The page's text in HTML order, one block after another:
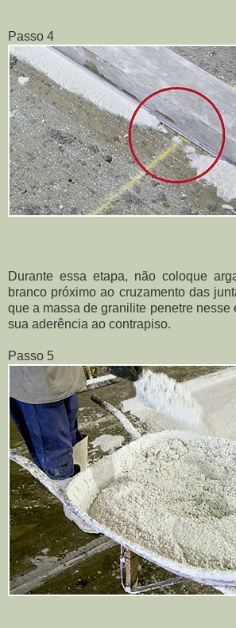
Passo 4
Durante essa etapa, não coloque
branco próximo ao cruzamento das
que a massa de granilite penetre nesse
sua aderência ao contrapiso.
Passo 5